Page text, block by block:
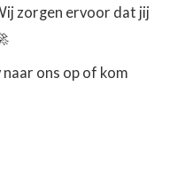
zorgen ervoor dat jij
ons op of kom